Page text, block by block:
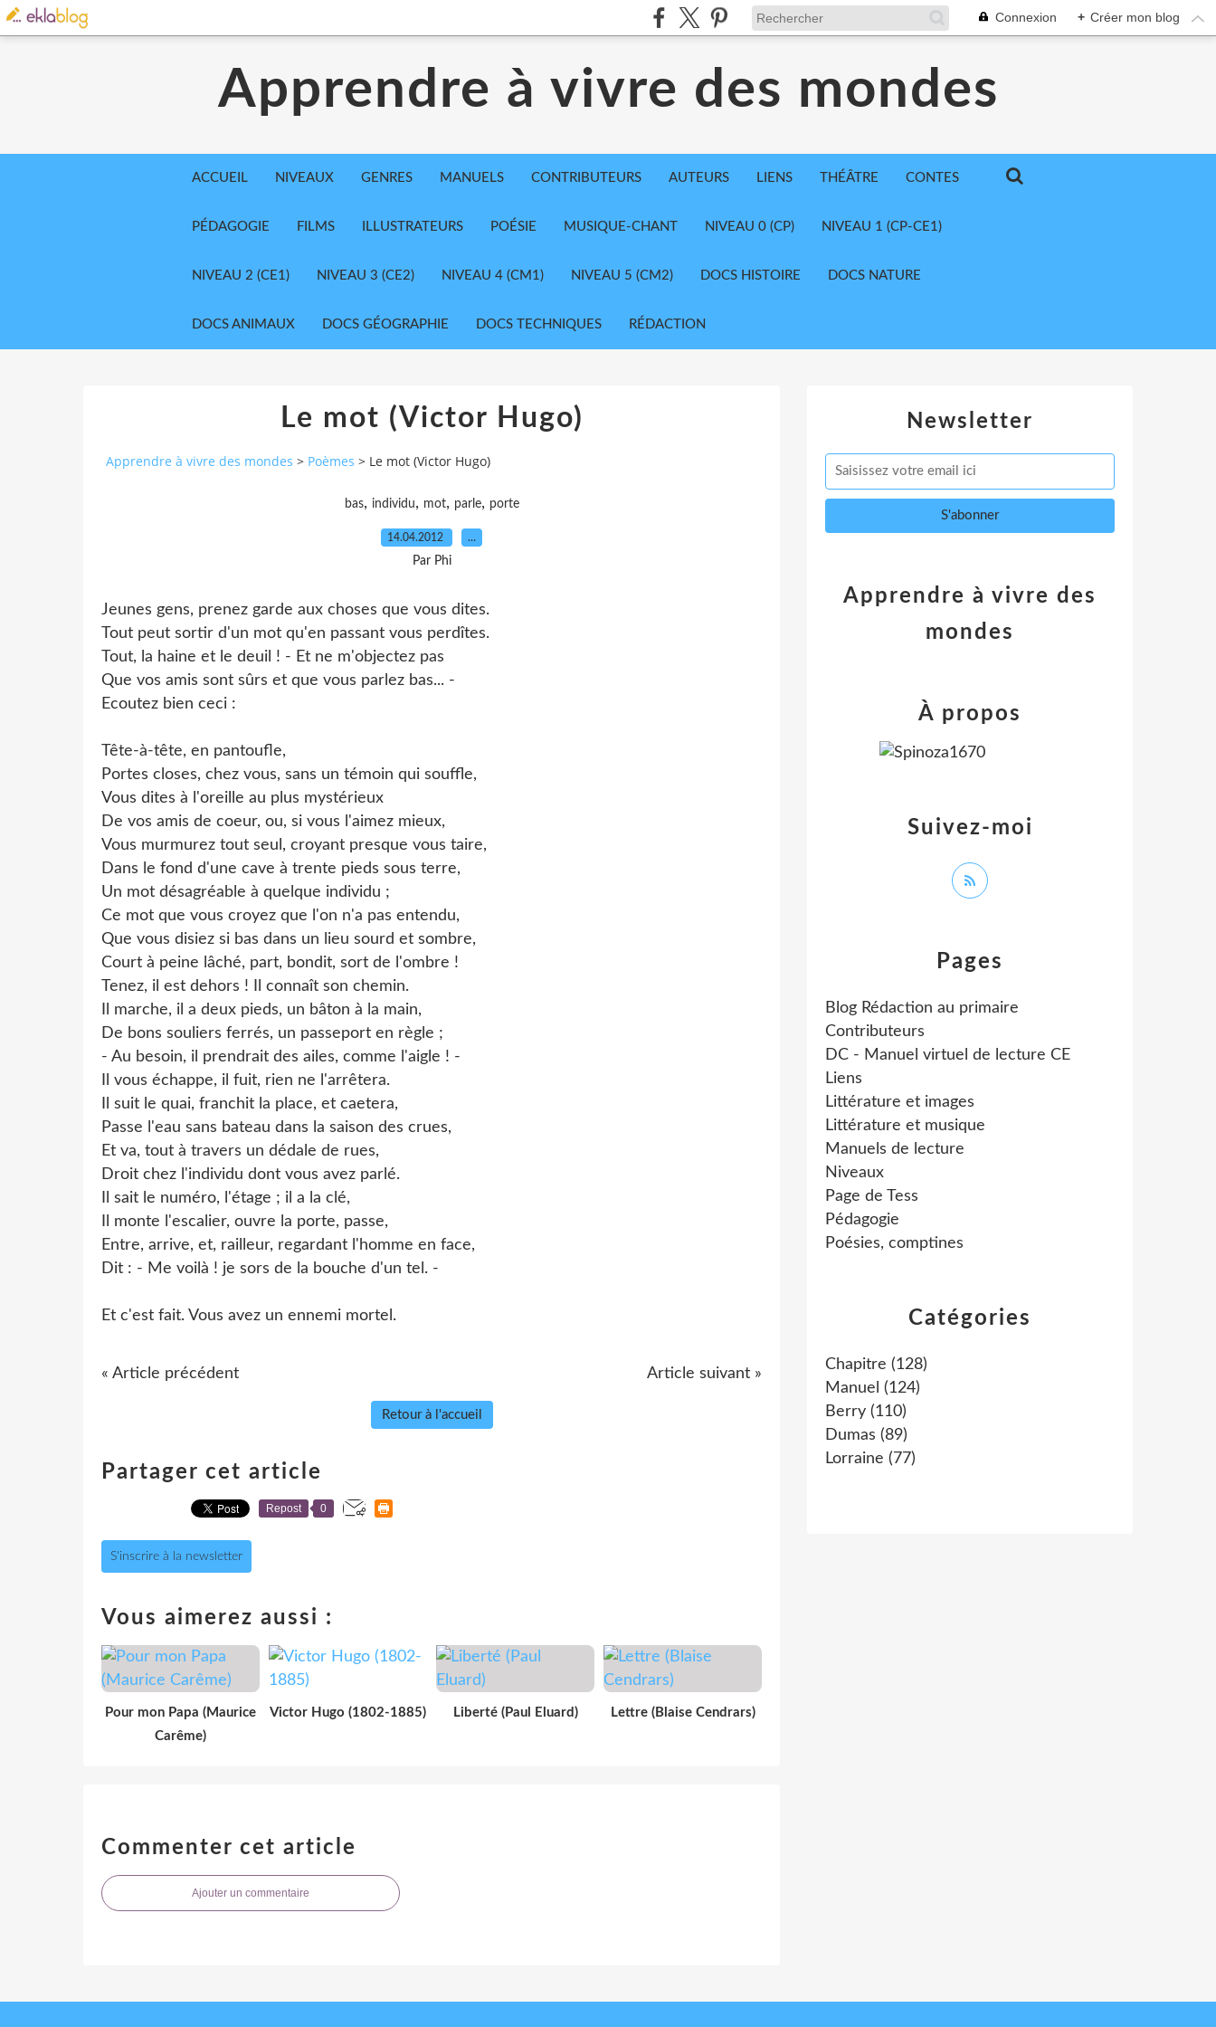
Connexion + Créer mon blog
Apprendre à vivre des mondes
ACCUEIL NIVEAUX GENRES MANUELS CONTRIBUTEURS AUTEURS LIENS THÉÂTRE CONTES
PÉDAGOGIE FILMS ILLUSTRATEURS POÉSIE MUSIQUE-CHANT NIVEAU 0 (CP) NIVEAU 1 (CP-CE1)
NIVEAU 2 (CE1) NIVEAU 3 (CE2) NIVEAU 4 (CM1) NIVEAU 5 (CM2) DOCS HISTOIRE DOCS NATURE
DOCS ANIMAUX DOCS GÉOGRAPHIE DOCS TECHNIQUES RÉDACTION
Le mot (Victor Hugo)
Apprendre à vivre des mondes > Poèmes > Le mot (Victor Hugo)
bas, individu, mot, parle, porte
14.04.2012 …
Par Phi
Jeunes gens, prenez garde aux choses que vous dites.
Tout peut sortir d'un mot qu'en passant vous perdîtes.
Tout, la haine et le deuil ! - Et ne m'objectez pas
Que vos amis sont sûrs et que vous parlez bas... -
Ecoutez bien ceci :
Tête-à-tête, en pantoufle,
Portes closes, chez vous, sans un témoin qui souffle,
Vous dites à l'oreille au plus mystérieux
De vos amis de coeur, ou, si vous l'aimez mieux,
Vous murmurez tout seul, croyant presque vous taire,
Dans le fond d'une cave à trente pieds sous terre,
Un mot désagréable à quelque individu ;
Ce mot que vous croyez que l'on n'a pas entendu,
Que vous disiez si bas dans un lieu sourd et sombre,
Court à peine lâché, part, bondit, sort de l'ombre !
Tenez, il est dehors ! Il connaît son chemin.
Il marche, il a deux pieds, un bâton à la main,
De bons souliers ferrés, un passeport en règle ;
- Au besoin, il prendrait des ailes, comme l'aigle ! -
Il vous échappe, il fuit, rien ne l'arrêtera.
Il suit le quai, franchit la place, et caetera,
Passe l'eau sans bateau dans la saison des crues,
Et va, tout à travers un dédale de rues,
Droit chez l'individu dont vous avez parlé.
Il sait le numéro, l'étage ; il a la clé,
Il monte l'escalier, ouvre la porte, passe,
Entre, arrive, et, railleur, regardant l'homme en face,
Dit : - Me voilà ! je sors de la bouche d'un tel. -
Et c'est fait. Vous avez un ennemi mortel.
« Article précédent Article suivant »
Retour à l'accueil
Partager cet article
Repost 0
S'inscrire à la newsletter
Vous aimerez aussi :
Pour mon Papa (Maurice
Carême)
Victor Hugo (1802-1885) Liberté (Paul Eluard) Lettre (Blaise Cendrars)
Commenter cet article
Ajouter un commentaire
Newsletter
Catégories
Chapitre (128)
Manuel (124)
Berry (110)
Dumas (89)
Lorraine (77)
Pages
Blog Rédaction au primaire
Contributeurs
DC - Manuel virtuel de lecture CE
Liens
Littérature et images
Littérature et musique
Manuels de lecture
Niveaux
Page de Tess
Pédagogie
Poésies, comptines
Apprendre à vivre des
mondes
Suivez-moi
À propos